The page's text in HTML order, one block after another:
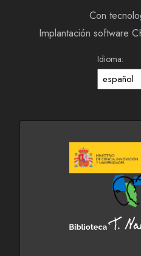
Con
Implantación software
Idioma